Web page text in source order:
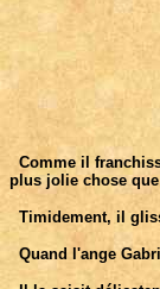
Comme il
plus jolie chose
Timidement, il
Quand l'ange